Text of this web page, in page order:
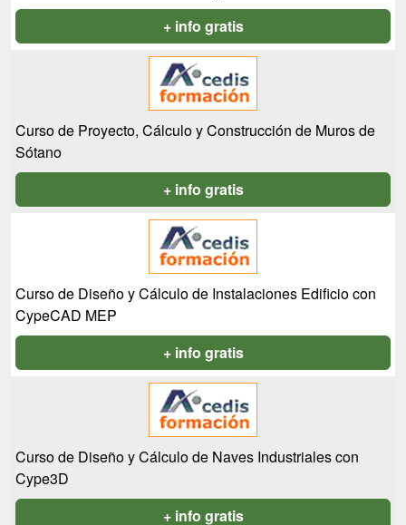
+ info gratis
Curso de Proyecto, Cálculo y Construcción de Muros de
Sótano
+ info gratis
Curso de Diseño y Cálculo de Instalaciones Edificio con
CypeCAD MEP
+ info gratis
Curso de Diseño y Cálculo de Naves Industriales con
Cype3D
+ info gratis